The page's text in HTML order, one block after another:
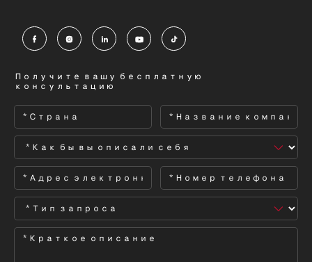
    
Получите вашу бесплатную
консультацию